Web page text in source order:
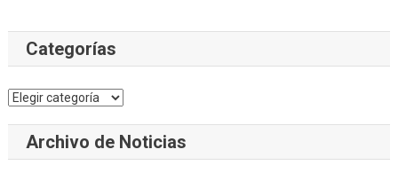
Categorías
Categorías
Archivo de Noticias